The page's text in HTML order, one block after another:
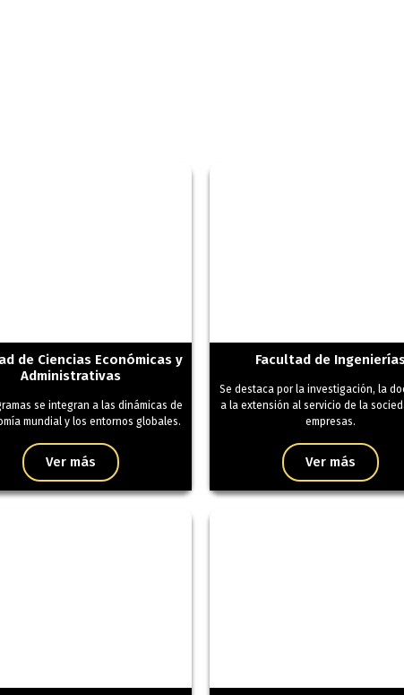
Financiación
de Ciencias Económicas y
Administrativas
se integran a las dinámicas de
mundial y los entornos globales.
Ver más
Facultad de
Se destaca por la investigación, la
a la extensión al servicio de la
empresas.
Ver más